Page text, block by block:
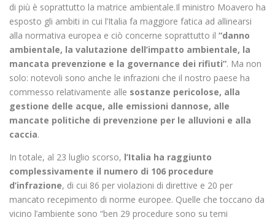
di più è soprattutto la matrice ambientale.Il ministro Moavero ha
esposto gli ambiti in cui l’Italia fa maggiore fatica ad allinearsi
alla normativa europea e ciò concerne soprattutto il “danno
ambientale, la valutazione dell’impatto ambientale, la
mancata prevenzione e la governance dei rifiuti”. Ma non
solo: notevoli sono anche le infrazioni che il nostro paese ha
commesso relativamente alle sostanze pericolose, alla
gestione delle acque, alle emissioni dannose, alle
mancate politiche di prevenzione per le alluvioni e alla
caccia.
In totale, al 23 luglio scorso, l’Italia ha raggiunto
complessivamente il numero di 106 procedure
d’infrazione, di cui 86 per violazioni di direttive e 20 per
mancato recepimento di norme europee. Quelle che toccano da
vicino l’ambiente sono “ben 29 procedure sono su temi